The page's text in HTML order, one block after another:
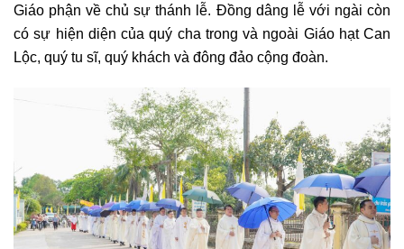
Giáo phận về chủ sự thánh lễ. Đồng dâng lễ với ngài còn
có sự hiện diện của quý cha trong và ngoài Giáo hạt Can
Lộc, quý tu sĩ, quý khách và đông đảo cộng đoàn.